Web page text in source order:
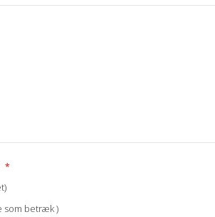
57 cm, sædehøjde 34 cm og sædedybde
som betræk )